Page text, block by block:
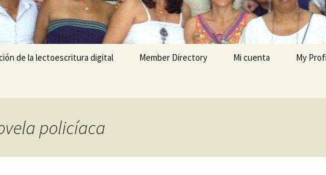
de la lectoescritura digital Member Directory Mi cuenta My
policíaca